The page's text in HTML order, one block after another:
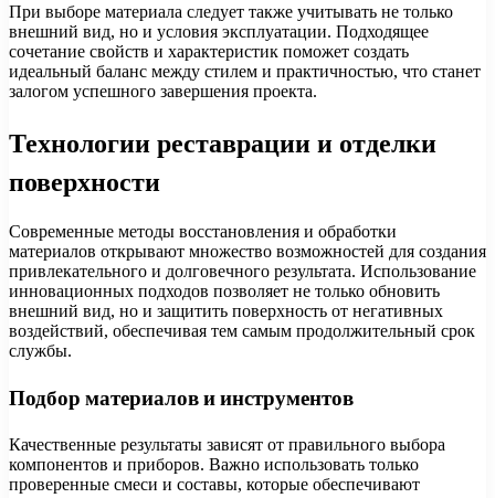
При выборе материала следует также учитывать не только
внешний вид, но и условия эксплуатации. Подходящее
сочетание свойств и характеристик поможет создать
идеальный баланс между стилем и практичностью, что станет
залогом успешного завершения проекта.
Технологии реставрации и отделки
поверхности
Современные методы восстановления и обработки
материалов открывают множество возможностей для создания
привлекательного и долговечного результата. Использование
инновационных подходов позволяет не только обновить
внешний вид, но и защитить поверхность от негативных
воздействий, обеспечивая тем самым продолжительный срок
службы.
Подбор материалов и инструментов
Качественные результаты зависят от правильного выбора
компонентов и приборов. Важно использовать только
проверенные смеси и составы, которые обеспечивают